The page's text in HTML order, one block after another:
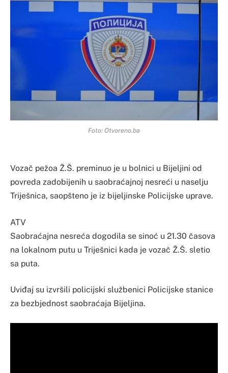
Foto: Otvoreno.ba
Vozač pežoa Ž.Š. preminuo je u bolnici u Bijeljini od
povreda zadobijenih u saobraćajnoj nesreći u naselju
Triješnica, saopšteno je iz bijeljinske Policijske uprave.
ATV
Saobraćajna nesreća dogodila se sinoć u 21.30 časova
na lokalnom putu u Triješnici kada je vozač Ž.Š. sletio
sa puta.
Uviđaj su izvršili policijski službenici Policijske stanice
za bezbjednost saobraćaja Bijeljina.